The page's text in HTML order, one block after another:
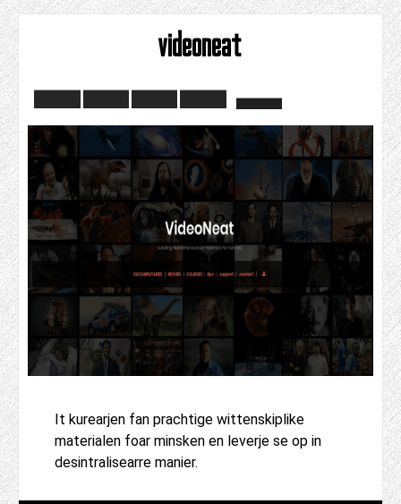
videoneat
It kurearjen fan prachtige wittenskiplike
materialen foar minsken en leverje se op in
desintralisearre manier.